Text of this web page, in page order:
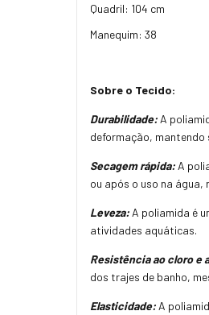
Quadril: 104 cm
Manequim: 38
Sobre o Tecido:
Durabilidade: A
deformação, mantendo
Secagem rápida: A
ou após o uso na água,
Leveza: A poliamida é
atividades aquáticas.
Resistência ao cloro e
dos trajes de banho,
Elasticidade: A